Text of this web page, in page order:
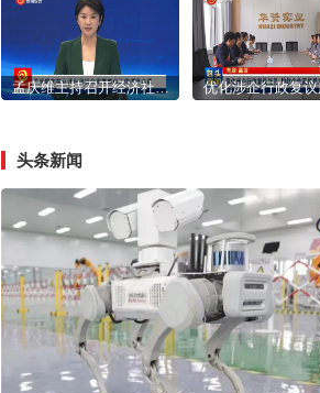
孟庆维主持召开经济社会发展重点工作调度会议
头条新闻